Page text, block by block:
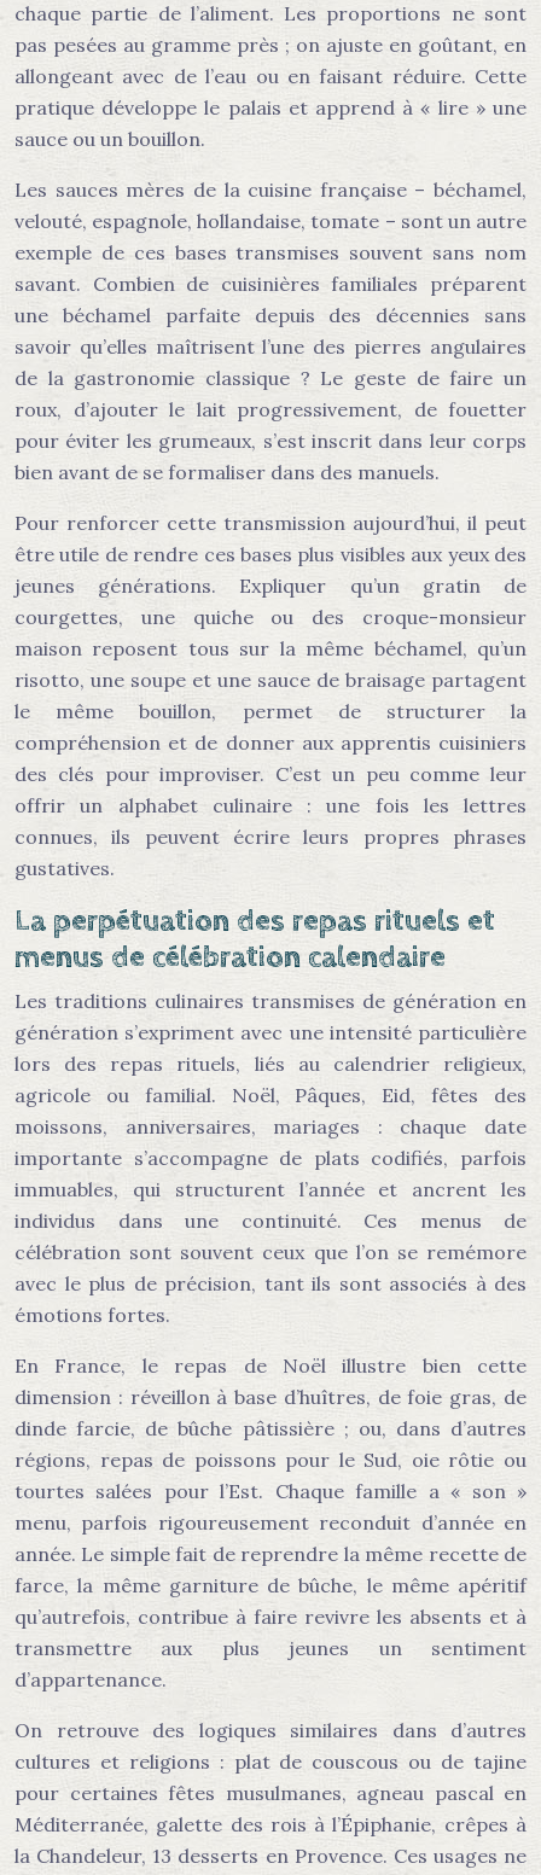
chaque partie de l’aliment. Les proportions ne sont
pas pesées au gramme près ; on ajuste en goûtant, en
allongeant avec de l’eau ou en faisant réduire. Cette
pratique développe le palais et apprend à « lire » une
sauce ou un bouillon.
Les sauces mères de la cuisine française – béchamel,
velouté, espagnole, hollandaise, tomate – sont un autre
exemple de ces bases transmises souvent sans nom
savant. Combien de cuisinières familiales préparent
une béchamel parfaite depuis des décennies sans
savoir qu’elles maîtrisent l’une des pierres angulaires
de la gastronomie classique ? Le geste de faire un
roux, d’ajouter le lait progressivement, de fouetter
pour éviter les grumeaux, s’est inscrit dans leur corps
bien avant de se formaliser dans des manuels.
Pour renforcer cette transmission aujourd’hui, il peut
être utile de rendre ces bases plus visibles aux yeux des
jeunes générations. Expliquer qu’un gratin de
courgettes, une quiche ou des croque-monsieur
maison reposent tous sur la même béchamel, qu’un
risotto, une soupe et une sauce de braisage partagent
le même bouillon, permet de structurer la
compréhension et de donner aux apprentis cuisiniers
des clés pour improviser. C’est un peu comme leur
offrir un alphabet culinaire : une fois les lettres
connues, ils peuvent écrire leurs propres phrases
gustatives.
La perpétuation des repas rituels et
menus de célébration calendaire
Les traditions culinaires transmises de génération en
génération s’expriment avec une intensité particulière
lors des repas rituels, liés au calendrier religieux,
agricole ou familial. Noël, Pâques, Eid, fêtes des
moissons, anniversaires, mariages : chaque date
importante s’accompagne de plats codifiés, parfois
immuables, qui structurent l’année et ancrent les
individus dans une continuité. Ces menus de
célébration sont souvent ceux que l’on se remémore
avec le plus de précision, tant ils sont associés à des
émotions fortes.
En France, le repas de Noël illustre bien cette
dimension : réveillon à base d’huîtres, de foie gras, de
dinde farcie, de bûche pâtissière ; ou, dans d’autres
régions, repas de poissons pour le Sud, oie rôtie ou
tourtes salées pour l’Est. Chaque famille a « son »
menu, parfois rigoureusement reconduit d’année en
année. Le simple fait de reprendre la même recette de
farce, la même garniture de bûche, le même apéritif
qu’autrefois, contribue à faire revivre les absents et à
transmettre aux plus jeunes un sentiment
d’appartenance.
On retrouve des logiques similaires dans d’autres
cultures et religions : plat de couscous ou de tajine
pour certaines fêtes musulmanes, agneau pascal en
Méditerranée, galette des rois à l’Épiphanie, crêpes à
la Chandeleur, 13 desserts en Provence. Ces usages ne